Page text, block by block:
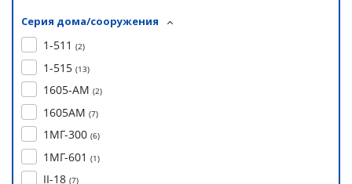
Серия дома/сооружения
1-511 (2)
1-515 (13)
1605-АМ (2)
1605АМ (7)
1МГ-300 (6)
1МГ-601 (1)
II-18 (7)